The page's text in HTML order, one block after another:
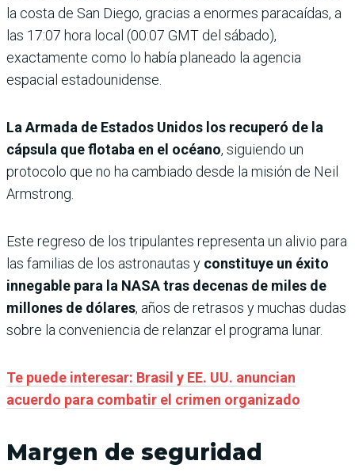
la costa de San Diego, gracias a enormes paracaídas, a
las 17:07 hora local (00:07 GMT del sábado),
exactamente como lo había planeado la agencia
espacial estadounidense.
La Armada de Estados Unidos los recuperó de la
cápsula que flotaba en el océano, siguiendo un
protocolo que no ha cambiado desde la misión de Neil
Armstrong.
Este regreso de los tripulantes representa un alivio para
las familias de los astronautas y constituye un éxito
innegable para la NASA tras decenas de miles de
millones de dólares, años de retrasos y muchas dudas
sobre la conveniencia de relanzar el programa lunar.
Te puede interesar: Brasil y EE. UU. anuncian
acuerdo para combatir el crimen organizado
Margen de seguridad